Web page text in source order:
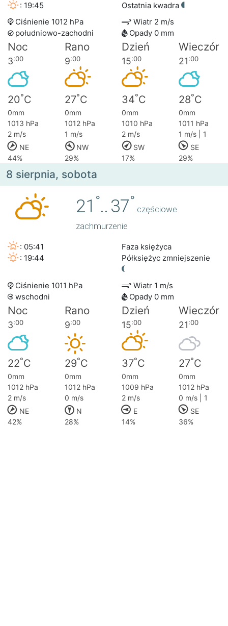
: 19:45
Ostatnia kwadra
Ciśnienie 1012 hPa
Wiatr 2 m/s
południowo-zachodni
Opady 0 mm
Noc Rano Dzień Wieczór
3:00 9:00 15:00 21:00
20°C 27°C 34°C 28°C
0mm 0mm 0mm
0mm
1013 hPa
1012 hPa 1010 hPa
1011 hPa
2 m/s
1 m/s 2 m/s
1 m/s | 1
NE
NW SW
SE
44%
29% 17% 29%
8 sierpnia, sobota
21 °.. 37°
częściowe
zachmurzenie
: 05:41
: 19:44
Faza księżyca
Półksiężyc zmniejszenie
Ciśnienie 1011 hPa
Wiatr 1 m/s
wschodni
Opady 0 mm
Noc Rano Dzień Wieczór
3:00 9:00 15:00 21:00
22°C 29°C 37°C 27°C
0mm 0mm 0mm
0mm
1012 hPa
1012 hPa 1009 hPa
1012 hPa
2 m/s
0 m/s 2 m/s
0 m/s | 1
NE
N E
SE
42%
28% 14% 36%